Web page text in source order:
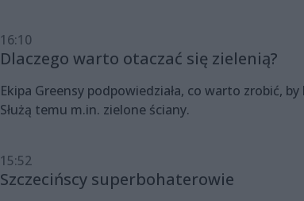
16:10
Dlaczego warto otaczać się zielenią?
Ekipa Greensy podpowiedziała, co warto zrobić,
Służą temu m.in. zielone ściany.
15:52
Szczecińscy superbohaterowie